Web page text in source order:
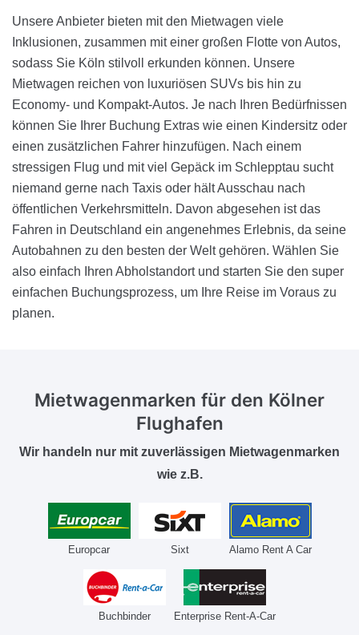
Unsere Anbieter bieten mit den Mietwagen viele
Inklusionen, zusammen mit einer großen Flotte von Autos,
sodass Sie Köln stilvoll erkunden können. Unsere
Mietwagen reichen von luxuriösen SUVs bis hin zu
Economy- und Kompakt-Autos. Je nach Ihren Bedürfnissen
können Sie Ihrer Buchung Extras wie einen Kindersitz oder
einen zusätzlichen Fahrer hinzufügen. Nach einem
stressigen Flug und mit viel Gepäck im Schlepptau sucht
niemand gerne nach Taxis oder hält Ausschau nach
öffentlichen Verkehrsmitteln. Davon abgesehen ist das
Fahren in Deutschland ein angenehmes Erlebnis, da seine
Autobahnen zu den besten der Welt gehören. Wählen Sie
also einfach Ihren Abholstandort und starten Sie den super
einfachen Buchungsprozess, um Ihre Reise im Voraus zu
planen.
Mietwagenmarken für den Kölner
Flughafen
Wir handeln nur mit zuverlässigen Mietwagenmarken
wie z.B.
Europcar Sixt Alamo Rent A Car
Buchbinder Enterprise Rent-A-Car